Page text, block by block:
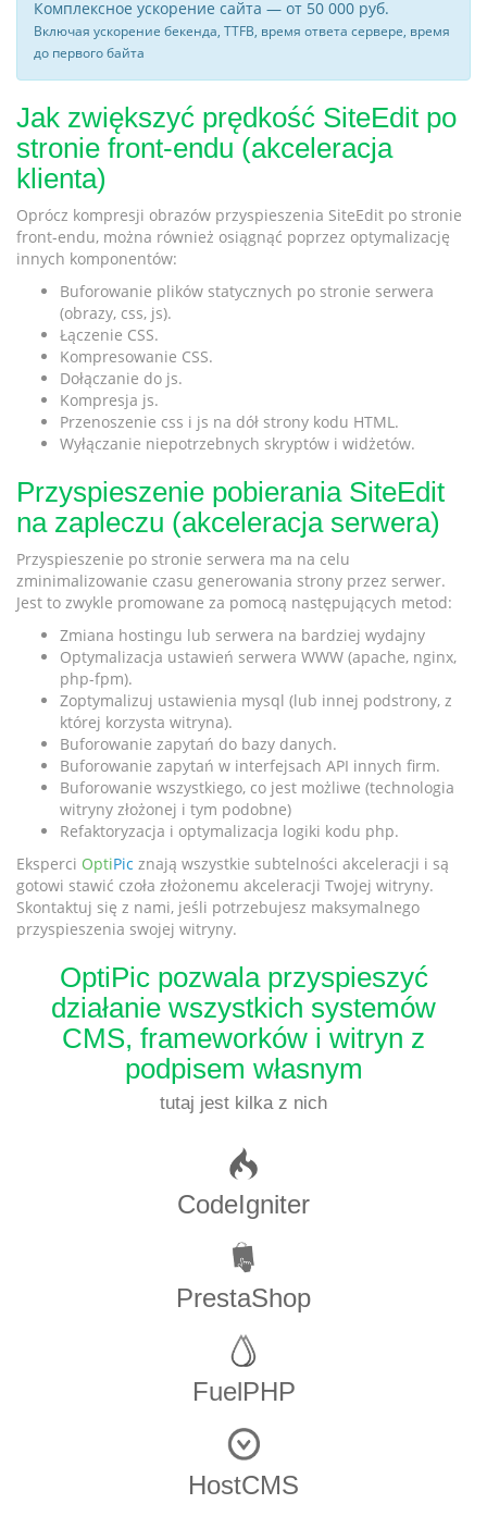
Комплексное ускорение сайта — от 50 000 руб.
Включая ускорение бекенда, TTFB, время ответа сервере, время
до первого байта
Jak zwiększyć prędkość SiteEdit po
stronie front-endu (akceleracja
klienta)
Oprócz kompresji obrazów przyspieszenia SiteEdit po stronie
front-endu, można również osiągnąć poprzez optymalizację
innych komponentów:
Buforowanie plików statycznych po stronie serwera
(obrazy, css, js).
Łączenie CSS.
Kompresowanie CSS.
Dołączanie do js.
Kompresja js.
Przenoszenie css i js na dół strony kodu HTML.
Wyłączanie niepotrzebnych skryptów i widżetów.
Przyspieszenie pobierania SiteEdit
na zapleczu (akceleracja serwera)
Przyspieszenie po stronie serwera ma na celu
zminimalizowanie czasu generowania strony przez serwer.
Jest to zwykle promowane za pomocą następujących metod:
Zmiana hostingu lub serwera na bardziej wydajny
Optymalizacja ustawień serwera WWW (apache, nginx,
php-fpm).
Zoptymalizuj ustawienia mysql (lub innej podstrony, z
której korzysta witryna).
Buforowanie zapytań do bazy danych.
Buforowanie zapytań w interfejsach API innych firm.
Buforowanie wszystkiego, co jest możliwe (technologia
witryny złożonej i tym podobne)
Refaktoryzacja i optymalizacja logiki kodu php.
Eksperci OptiPic znają wszystkie subtelności akceleracji i są
gotowi stawić czoła złożonemu akceleracji Twojej witryny.
Skontaktuj się z nami, jeśli potrzebujesz maksymalnego
przyspieszenia swojej witryny.
OptiPic pozwala przyspieszyć
działanie wszystkich systemów
CMS, frameworków i witryn z
podpisem własnym
tutaj jest kilka z nich
CodeIgniter
PrestaShop
FuelPHP
HostCMS